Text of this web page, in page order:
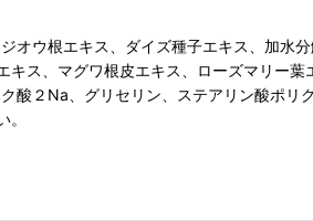
ウ根エキス、ダイズ種子エキス、加水
ス、マグワ根皮エキス、ローズマリー
２Na、グリセリン、ステアリン酸ポリ